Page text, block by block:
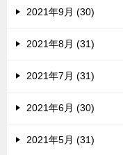
2021年9月 (30)
2021年8月 (31)
2021年7月 (31)
2021年6月 (30)
2021年5月 (31)